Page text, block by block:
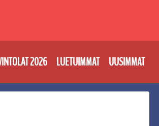
2026 LUETUIMMAT UUSIMMAT